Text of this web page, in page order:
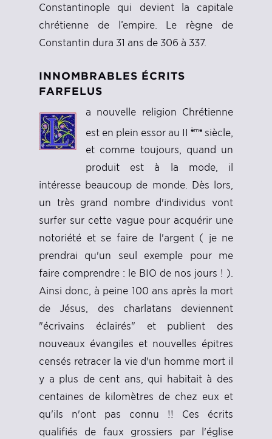
Constantinople qui devient la capitale
chrétienne de l’empire. Le règne de
Constantin dura 31 ans de 306 à 337.
INNOMBRABLES ÉCRITS
FARFELUS
a nouvelle religion Chrétienne
est en plein essor au II ème siècle,
et comme toujours, quand un
produit est à la mode, il
intéresse beaucoup de monde. Dès lors,
un très grand nombre d'individus vont
surfer sur cette vague pour acquérir une
notoriété et se faire de l'argent ( je ne
prendrai qu'un seul exemple pour me
faire comprendre : le BIO de nos jours ! ).
Ainsi donc, à peine 100 ans après la mort
de Jésus, des charlatans deviennent
"écrivains éclairés" et publient des
nouveaux évangiles et nouvelles épitres
censés retracer la vie d'un homme mort il
y a plus de cent ans, qui habitait à des
centaines de kilomètres de chez eux et
qu'ils n'ont pas connu !! Ces écrits
qualifiés de faux grossiers par l'église